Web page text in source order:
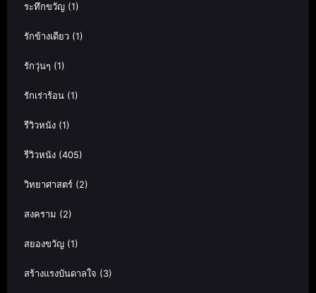
ระทึกขวัญ (1)
รักข้างเดียว (1)
รักวุ่นๆ (1)
รักเร่าร้อน (1)
รีวิวหนัง (1)
รีวิวหนัง (405)
วิทยาศาสตร์ (2)
สงคราม (2)
สยองขวัญ (1)
สร้างแรงบันดาลใจ (3)